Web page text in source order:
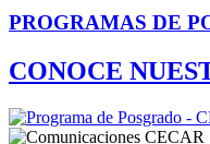
PROGRAMAS DE
CONOCE